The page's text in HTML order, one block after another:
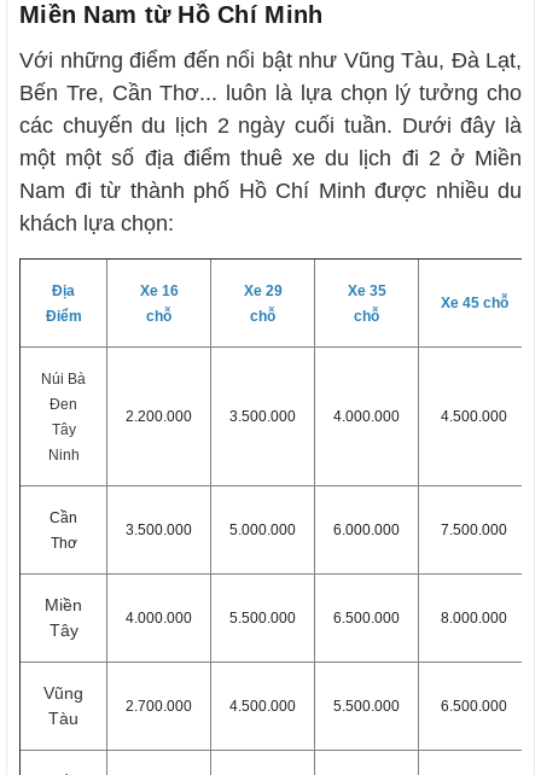
Miền Nam từ Hồ Chí Minh
Với những điểm đến nổi bật như Vũng Tàu, Đà Lạt,
Bến Tre, Cần Thơ... luôn là lựa chọn lý tưởng cho
các chuyến du lịch 2 ngày cuối tuần. Dưới đây là
một một số địa điểm thuê xe du lịch đi 2 ở Miền
Nam đi từ thành phố Hồ Chí Minh được nhiều du
khách lựa chọn:
Địa
Điểm
Xe 16
chỗ
Xe 29
chỗ
Xe 35
chỗ
Xe 45 chỗ
Núi Bà
Đen
Tây
Ninh
2.200.000 3.500.000 4.000.000 4.500.000
Cần
Thơ
3.500.000 5.000.000 6.000.000 7.500.000
Miền
Tây
4.000.000 5.500.000 6.500.000 8.000.000
Vũng
Tàu
2.700.000 4.500.000 5.500.000 6.500.000